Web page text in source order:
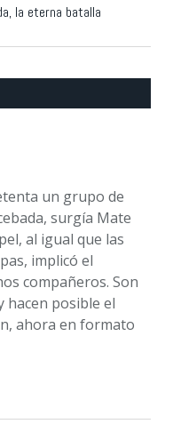
la eterna batalla
un grupo de
surgía Mate
al igual que las
implicó el
compañeros. Son
hacen posible el
ahora en formato